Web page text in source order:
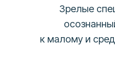
Зрелые
к малому и